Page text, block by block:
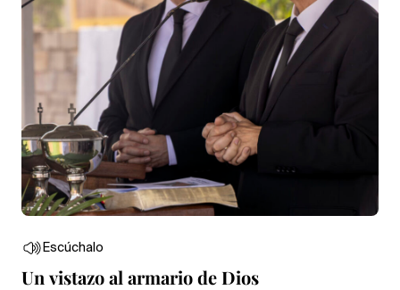
Escúchalo
Un vistazo al armario de Dios